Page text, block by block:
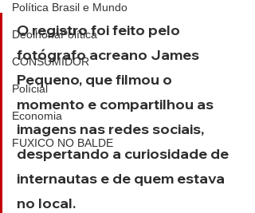
Política Brasil e Mundo
DeolhonaPolítica
CONSUMIDOR
Polícial
Economia
FUXICO NO BALDE
O registro foi feito pelo
fotógrafo acreano James
Pequeno, que filmou o
momento e compartilhou as
imagens nas redes sociais,
despertando a curiosidade de
internautas e de quem estava
no local.